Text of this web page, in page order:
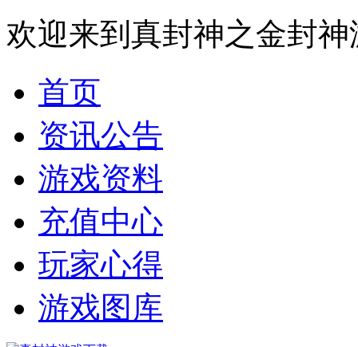
欢迎来到真封神之金封
首页
资讯公告
游戏资料
充值中心
玩家心得
游戏图库